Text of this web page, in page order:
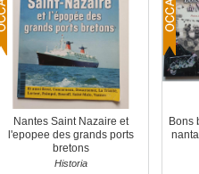
Nantes Saint Nazaire et
l'epopee des grands ports
bretons
Historia
Bons